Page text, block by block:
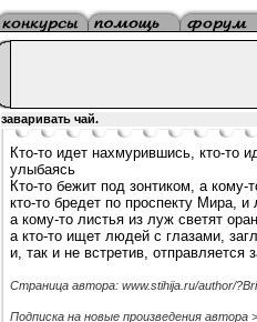
заваривать чай.
Кто-то идет нахмурившись, кто-то
улыбаясь
Кто-то бежит под зонтиком, а
кто-то бредет по проспекту Мира,
а кому-то листья из луж светят
а кто-то ищет людей с глазами,
и, так и не встретив, отправляется
Страница автора: www.stihija.ru/author/
Подписка на новые произведения автора